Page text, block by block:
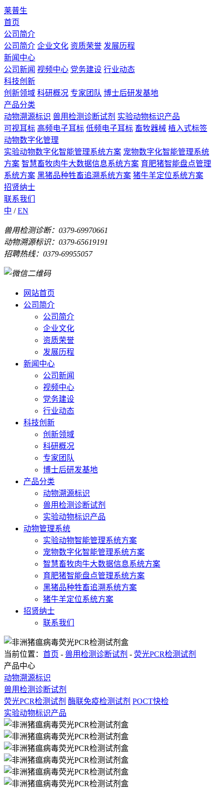
莱普生
首页
公司简介
公司简介 企业文化 资质荣誉 发展历程
新闻中心
公司新闻 视频中心 党务建设 行业动态
科技创新
创新领域 科研概况 专家团队 博士后研发基地
产品分类
动物溯源标识 兽用检测诊断试剂 实验动物标识产品
可视耳标 高频电子耳标 低频电子耳标 畜牧器械 植入式标签
动物数字化管理
实验动物数字化智能管理系统方案 宠物数字化智能管理系统
方案 智慧畜牧肉牛大数据信息系统方案 育肥猪智能盘点管理
系统方案 黑猪品种牲畜追溯系统方案 猪牛羊定位系统方案
招贤纳士
联系我们
中 /EN
兽用检测诊断：0379-69970661
动物溯源标识：0379-65619191
招聘热线：0379-69955057
网站首页
公司简介
公司简介
企业文化
资质荣誉
发展历程
新闻中心
公司新闻
视频中心
党务建设
行业动态
科技创新
创新领域
科研概况
专家团队
博士后研发基地
产品分类
动物溯源标识
兽用检测诊断试剂
实验动物标识产品
动物管理系统
实验动物智能管理系统方案
宠物数字化智能管理系统方案
智慧畜牧肉牛大数据信息系统方案
育肥猪智能盘点管理系统方案
黑猪品种牲畜追溯系统方案
猪牛羊定位系统方案
招贤纳士
联系我们
当前位置： 首页 - 兽用检测诊断试剂 - 荧光PCR检测试剂
产品中心
动物溯源标识
兽用检测诊断试剂
荧光PCR检测试剂 酶联免疫检测试剂 POCT快检
实验动物标识产品